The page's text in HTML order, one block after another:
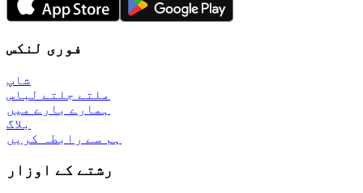
فوری لنکس
شاپ
ملتے جلتے لباس
ہمارے بارے میں
بلاگ
ہم سے رابطہ کریں
رشتے کے اوزار